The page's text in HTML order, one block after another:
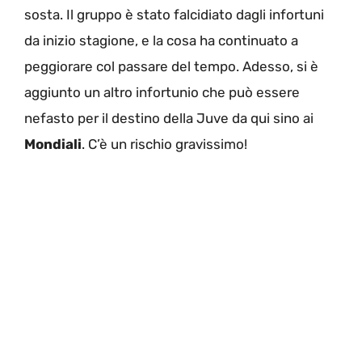
sosta. Il gruppo è stato falcidiato dagli infortuni
da inizio stagione, e la cosa ha continuato a
peggiorare col passare del tempo. Adesso, si è
aggiunto un altro infortunio che può essere
nefasto per il destino della Juve da qui sino ai
Mondiali. C’è un rischio gravissimo!